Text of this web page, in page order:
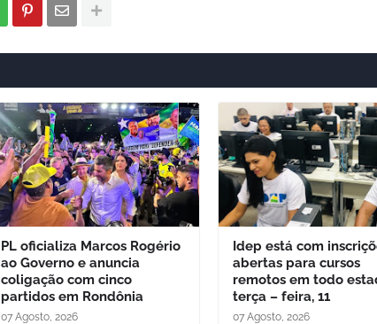
PL oficializa Marcos Rogério
ao Governo e anuncia
coligação com cinco
partidos em Rondônia
07 Agosto, 2026
Idep está com
abertas para cursos
remotos em todo
terça – feira, 11
07 Agosto, 2026